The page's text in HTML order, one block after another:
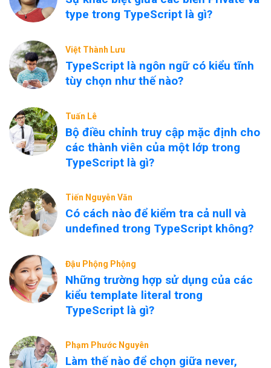
type trong TypeScript là gì?
Việt Thành Lưu
TypeScript là ngôn ngữ có kiểu tĩnh
tùy chọn như thế nào?
Tuấn Lê
Bộ điều chỉnh truy cập mặc định cho
các thành viên của một lớp trong
TypeScript là gì?
Tiến Nguyễn Văn
Có cách nào để kiểm tra cả null và
undefined trong TypeScript không?
Đậu Phộng Phộng
Những trường hợp sử dụng của các
kiểu template literal trong
TypeScript là gì?
Phạm Phước Nguyên
Làm thế nào để chọn giữa never,